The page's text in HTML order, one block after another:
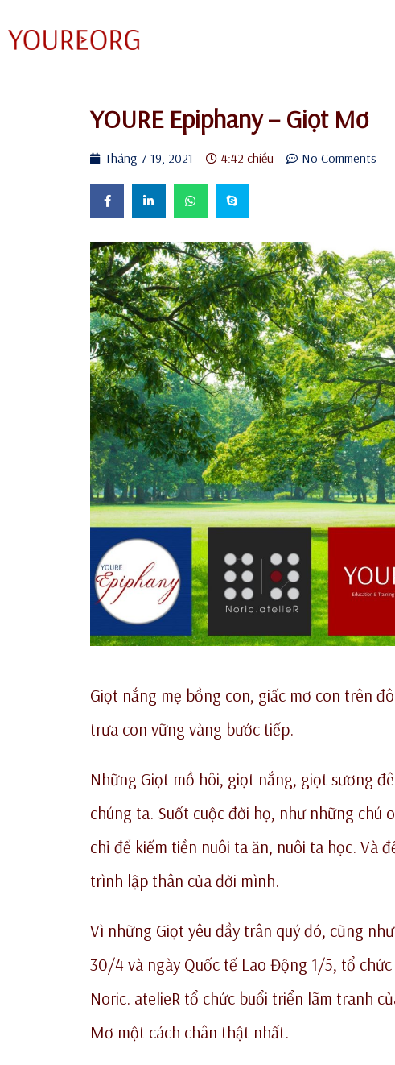
Chuyển
YOURE Epiphany – Giọt Mơ
Tháng 7 19, 2021 4:42 chiều No Comments
Giọt nắng mẹ bồng con, giấc mơ con trên
trưa con vững vàng bước tiếp.
Những Giọt mồ hôi, giọt nắng, giọt sương
chúng ta. Suốt cuộc đời họ, như những chú
chỉ để kiếm tiền nuôi ta ăn, nuôi ta học. Và
trình lập thân của đời mình.
Vì những Giọt yêu đầy trân quý đó, cũng
30/4 và ngày Quốc tế Lao Động 1/5, tổ
Noric. atelieR tổ chức buổi triển lãm tranh
Mơ một cách chân thật nhất.